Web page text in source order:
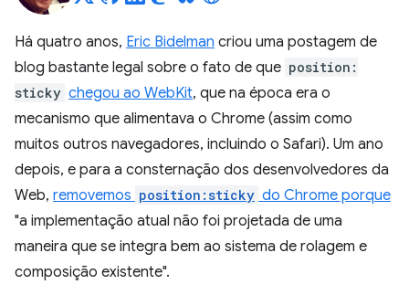
Há quatro anos, Eric Bidelman criou uma postagem de
blog bastante legal sobre o fato de que position:
sticky chegou ao WebKit, que na época era o
mecanismo que alimentava o Chrome (assim como
muitos outros navegadores, incluindo o Safari). Um ano
depois, e para a consternação dos desenvolvedores da
Web, removemos position:sticky do Chrome porque
"a implementação atual não foi projetada de uma
maneira que se integra bem ao sistema de rolagem e
composição existente".